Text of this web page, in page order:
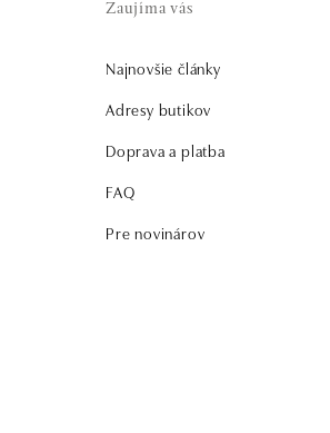
Zaujíma vás
Najnovšie články
Adresy butikov
Doprava a platba
FAQ
Pre novinárov